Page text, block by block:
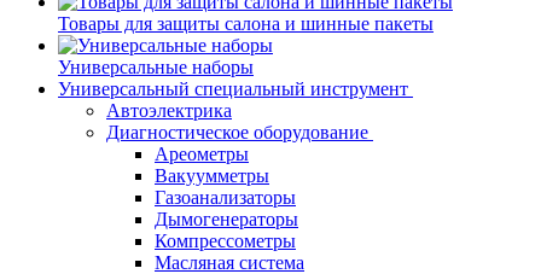
Товары для защиты салона и шинные пакеты
Универсальные наборы
Универсальный специальный инструмент
Автоэлектрика
Диагностическое оборудование
Ареометры
Вакуумметры
Газоанализаторы
Дымогенераторы
Компрессометры
Масляная система